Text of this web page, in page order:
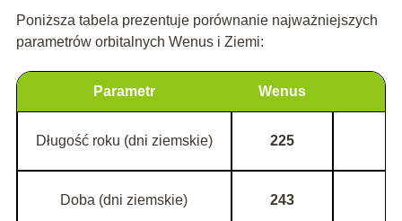
Poniższa tabela prezentuje porównanie najważniejszych
parametrów orbitalnych Wenus i Ziemi:
Parametr Wenus
Długość roku (dni ziemskie) 225
Doba (dni ziemskie) 243